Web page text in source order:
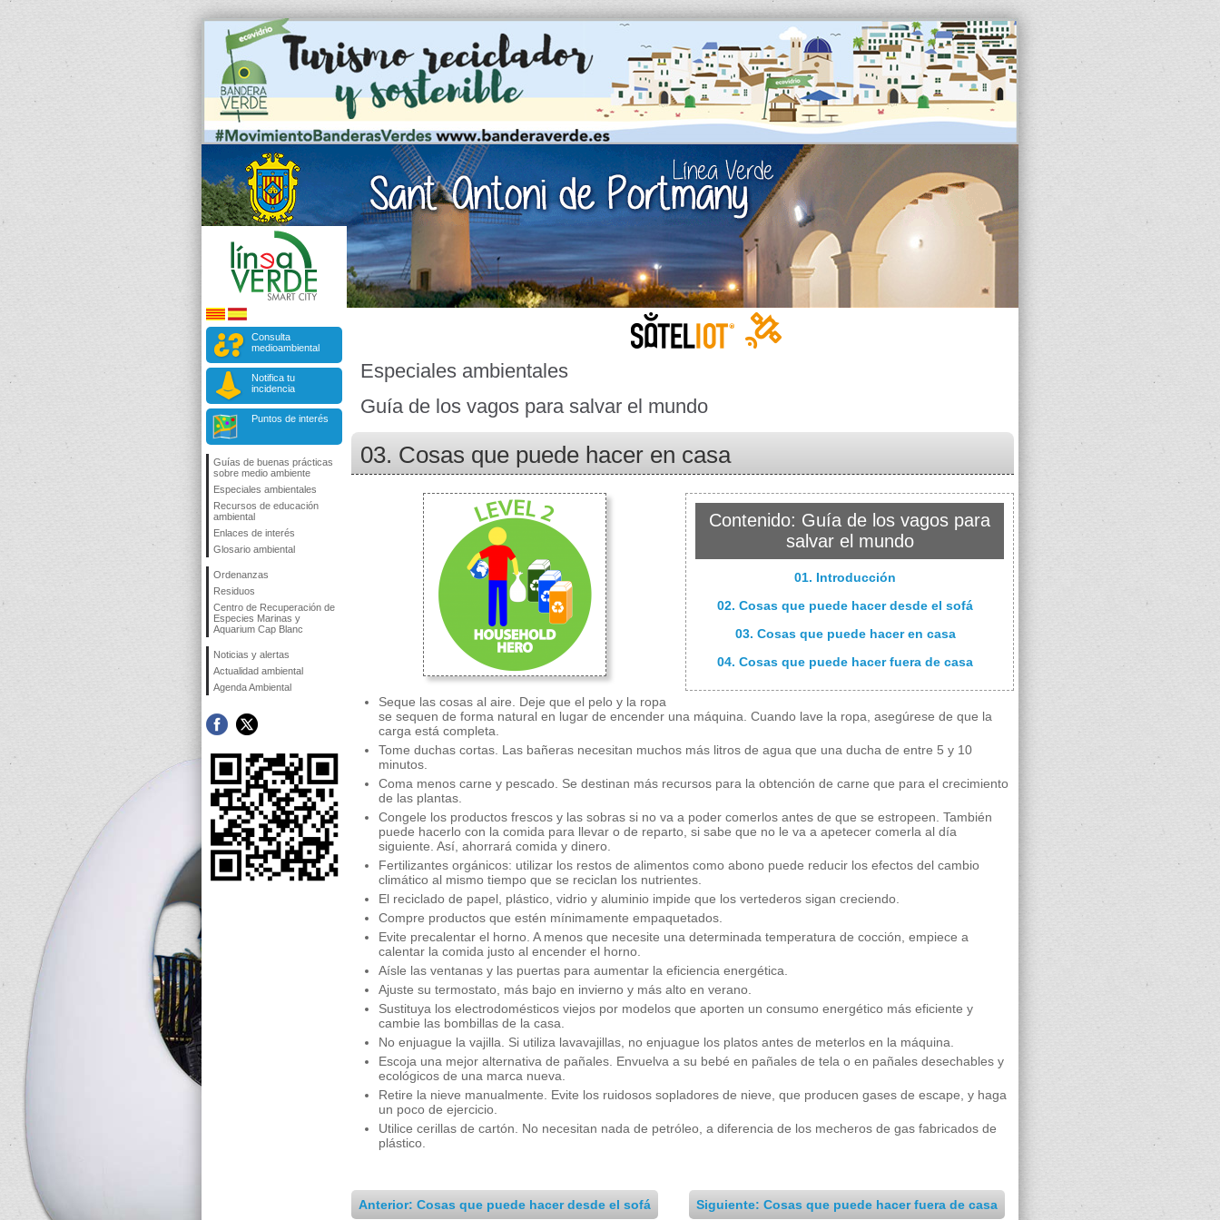
Consulta
medioambiental
Notifica tu
incidencia
Puntos de interés
Guías de buenas prácticas
sobre medio ambiente
Especiales ambientales
Recursos de educación
ambiental
Enlaces de interés
Glosario ambiental
Ordenanzas
Residuos
Centro de Recuperación de
Especies Marinas y
Aquarium Cap Blanc
Noticias y alertas
Actualidad ambiental
Agenda Ambiental
Especiales ambientales
Guía de los vagos para salvar el mundo
03. Cosas que puede hacer en casa
Contenido: Guía de los vagos para
salvar el mundo
01. Introducción
02. Cosas que puede hacer desde el sofá
03. Cosas que puede hacer en casa
04. Cosas que puede hacer fuera de casa
Seque las cosas al aire. Deje que el pelo y la ropa
se sequen de forma natural en lugar de encender una máquina. Cuando lave la ropa, asegúrese de que la
carga está completa.
Tome duchas cortas. Las bañeras necesitan muchos más litros de agua que una ducha de entre 5 y 10
minutos.
Coma menos carne y pescado. Se destinan más recursos para la obtención de carne que para el crecimiento
de las plantas.
Congele los productos frescos y las sobras si no va a poder comerlos antes de que se estropeen. También
puede hacerlo con la comida para llevar o de reparto, si sabe que no le va a apetecer comerla al día
siguiente. Así, ahorrará comida y dinero.
Fertilizantes orgánicos: utilizar los restos de alimentos como abono puede reducir los efectos del cambio
climático al mismo tiempo que se reciclan los nutrientes.
El reciclado de papel, plástico, vidrio y aluminio impide que los vertederos sigan creciendo.
Compre productos que estén mínimamente empaquetados.
Evite precalentar el horno. A menos que necesite una determinada temperatura de cocción, empiece a
calentar la comida justo al encender el horno.
Aísle las ventanas y las puertas para aumentar la eficiencia energética.
Ajuste su termostato, más bajo en invierno y más alto en verano.
Sustituya los electrodomésticos viejos por modelos que aporten un consumo energético más eficiente y
cambie las bombillas de la casa.
No enjuague la vajilla. Si utiliza lavavajillas, no enjuague los platos antes de meterlos en la máquina.
Escoja una mejor alternativa de pañales. Envuelva a su bebé en pañales de tela o en pañales desechables y
ecológicos de una marca nueva.
Retire la nieve manualmente. Evite los ruidosos sopladores de nieve, que producen gases de escape, y haga
un poco de ejercicio.
Utilice cerillas de cartón. No necesitan nada de petróleo, a diferencia de los mecheros de gas fabricados de
plástico.
Anterior: Cosas que puede hacer desde el sofá Siguiente: Cosas que puede hacer fuera de casa